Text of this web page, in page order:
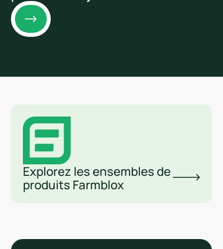
Link
Explorez les ensembles de
produits Farmblox